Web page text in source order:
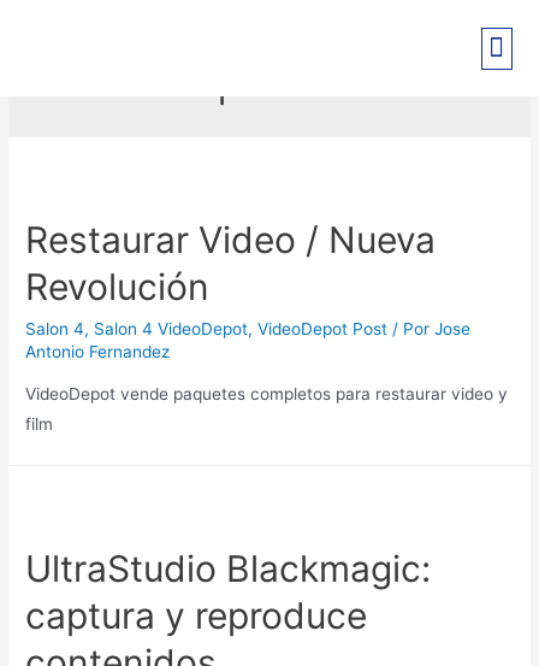
Restaurar Video / Nueva
Revolución
Salon 4, Salon 4 VideoDepot,VideoDepot Post / PorJose
Antonio Fernandez
VideoDepot vende paquetes completos para restaurar video y
film
UltraStudio Blackmagic:
captura y reproduce